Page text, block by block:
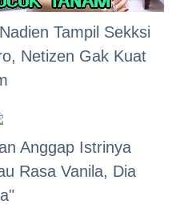
Tampil Sekksi
Netizen Gak Kuat
Anggap Istrinya
Rasa Vanila, Dia